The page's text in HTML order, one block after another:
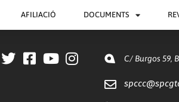
AFILIACIÓ DOCUMENTS
C/ Burgos 59,
spccc@